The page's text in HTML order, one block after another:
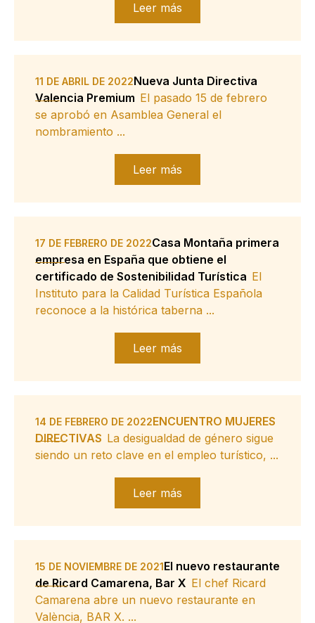
Leer más
11 DE ABRIL DE 2022Nueva Junta Directiva
Valencia Premium El pasado 15 de febrero
se aprobó en Asamblea General el
nombramiento ...
Leer más
17 DE FEBRERO DE 2022Casa Montaña primera
empresa en España que obtiene el
certificado de Sostenibilidad Turística El
Instituto para la Calidad Turística Española
reconoce a la histórica taberna ...
Leer más
14 DE FEBRERO DE 2022ENCUENTRO MUJERES
DIRECTIVAS La desigualdad de género sigue
siendo un reto clave en el empleo turístico, ...
Leer más
15 DE NOVIEMBRE DE 2021El nuevo restaurante
de Ricard Camarena, Bar X El chef Ricard
Camarena abre un nuevo restaurante en
València, BAR X. ...